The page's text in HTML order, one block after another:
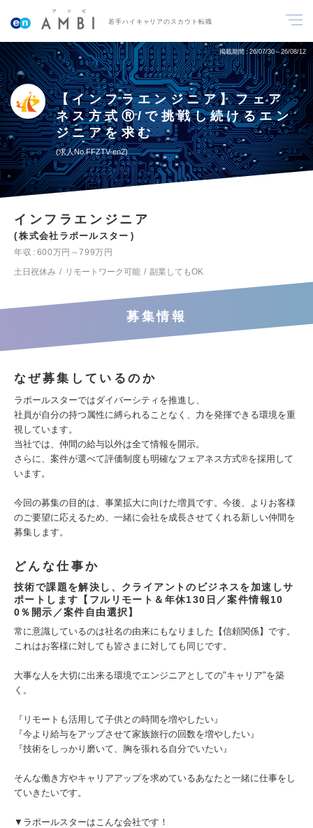
若手ハイキャリアのスカウト転職
掲載期間 26/07/30～26/08/12
【インフラエンジニア】フェア
ネス方式Ⓡ/で挑戦し続けるエン
ジニアを求む
求人No.FFZTV-en2
インフラエンジニア
株式会社ラポールスター
年収
600万円～799万円
土日祝休み
リモートワーク可能 副業してもOK
募集情報
なぜ募集しているのか
ラポールスターではダイバーシティを推進し、
社員が自分の持つ属性に縛られることなく、力を発揮できる環境を重
視しています。
当社では、仲間の給与以外は全て情報を開示。
さらに、案件が選べて評価制度も明確なフェアネス方式®︎を採用して
います。
今回の募集の目的は、事業拡大に向けた増員です。今後、よりお客様
のご要望に応えるため、一緒に会社を成長させてくれる新しい仲間を
募集します。
どんな仕事か
技術で課題を解決し、クライアントのビジネスを加速しサ
ポートします【フルリモート＆年休130日／案件情報10
0％開示／案件自由選択】
常に意識しているのは社名の由来にもなりました【信頼関係】です。
これはお客様に対しても皆さまに対しても同じです。
大事な人を大切に出来る環境でエンジニアとしての"キャリア"を築
く。
『リモートも活用して子供との時間を増やしたい』
『今より給与をアップさせて家族旅行の回数を増やしたい』
『技術をしっかり磨いて、胸を張れる自分でいたい』
そんな働き方やキャリアアップを求めているあなたと一緒に仕事をし
ていきたいです。
▼ラポールスターはこんな会社です！